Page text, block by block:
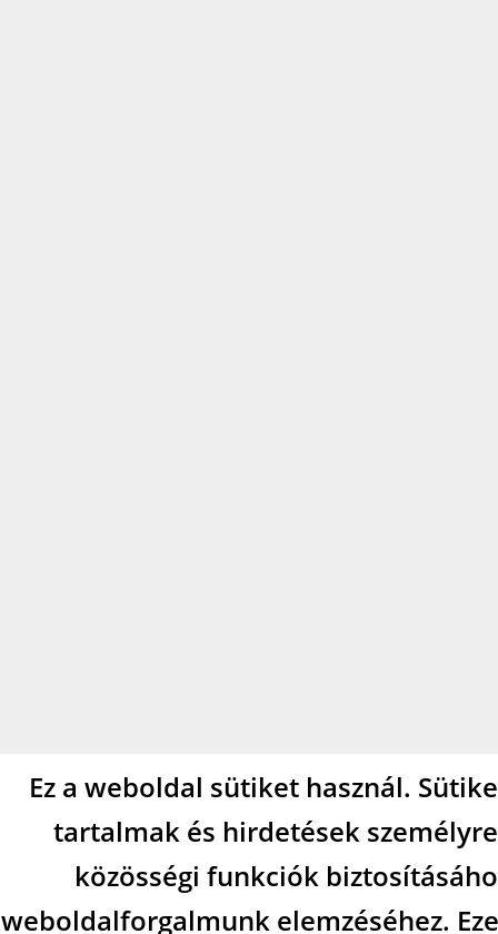
Ez a weboldal sütiket használ.
tartalmak és hirdetések
közösségi funkciók
weboldalforgalmunk elemzéséhez.